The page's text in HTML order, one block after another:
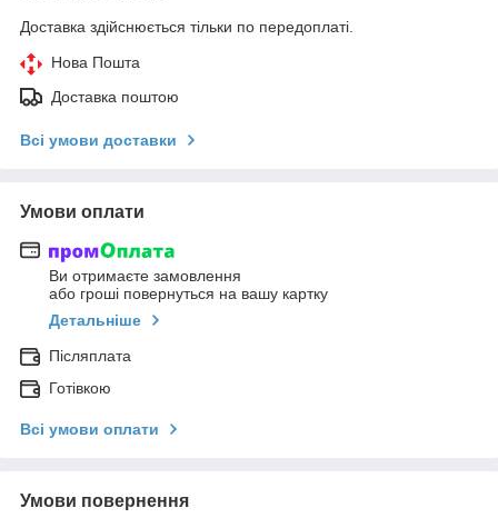
Доставка здійснюється тільки по передоплаті.
Нова Пошта
Доставка поштою
Всі умови доставки
Умови оплати
Ви отримаєте замовлення
або гроші повернуться на вашу картку
Детальніше
Післяплата
Готівкою
Всі умови оплати
Умови повернення